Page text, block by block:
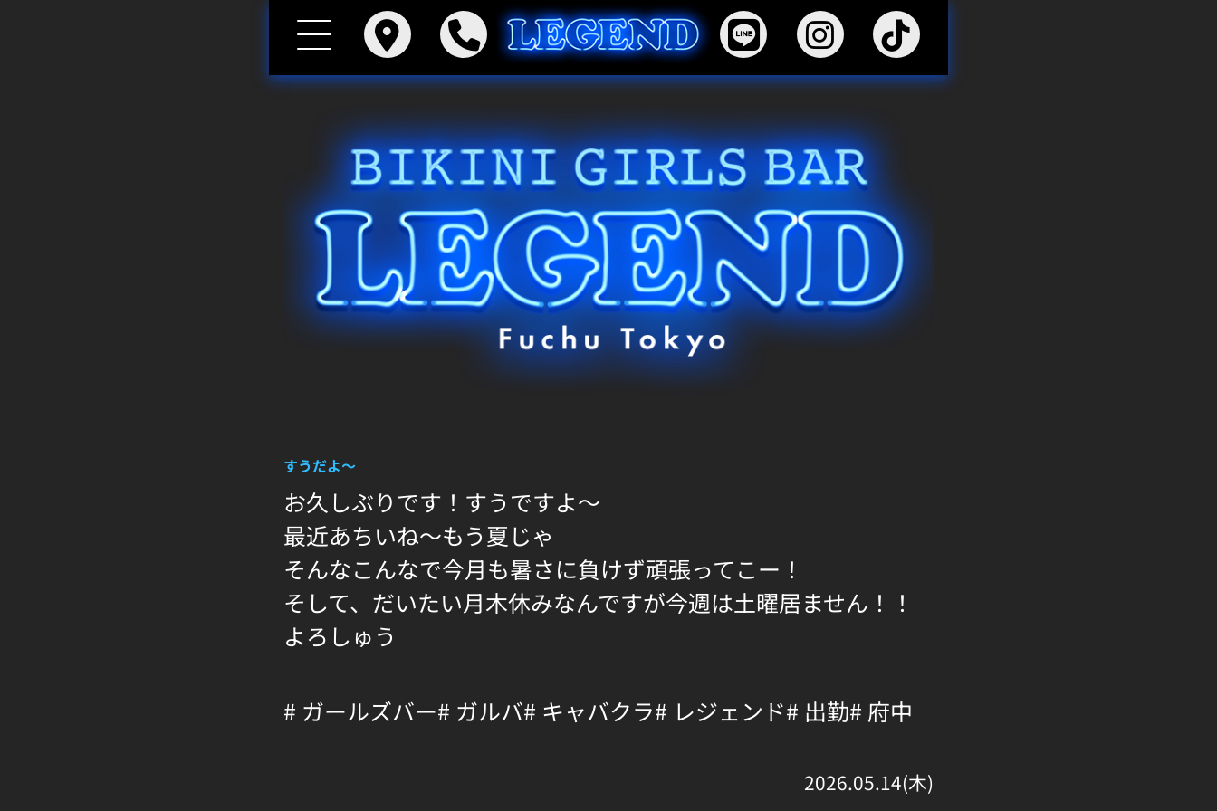
すうだよ〜
お久しぶりです！すうですよ〜
最近あちいね〜もう夏じゃ
そんなこんなで今月も暑さに負けず頑張ってこー！
そして、だいたい月木休みなんですが今週は土曜居ません！！
よろしゅう
# ガールズバー# ガルバ# キャバクラ# レジェンド# 出勤# 府中
2026.05.14(木)